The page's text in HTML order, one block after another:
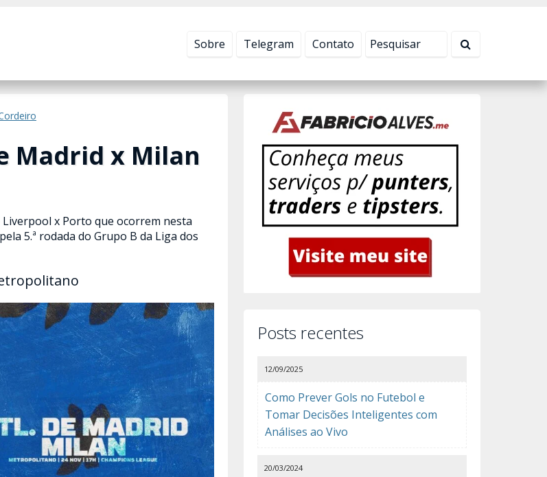
Sobre Telegram Contato
Madrid x Milan
x Porto que ocorrem nesta
5.ª rodada do Grupo B da Liga dos
Posts recentes
Como Prever Gols no Futebol e
Tomar Decisões Inteligentes com
Análises ao Vivo
12/09/2025
20/03/2024